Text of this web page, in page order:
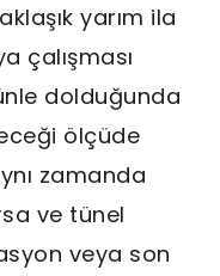
yarım ila
çalışması
dolduğunda
ölçüde
zamanda
ve tünel
veya son